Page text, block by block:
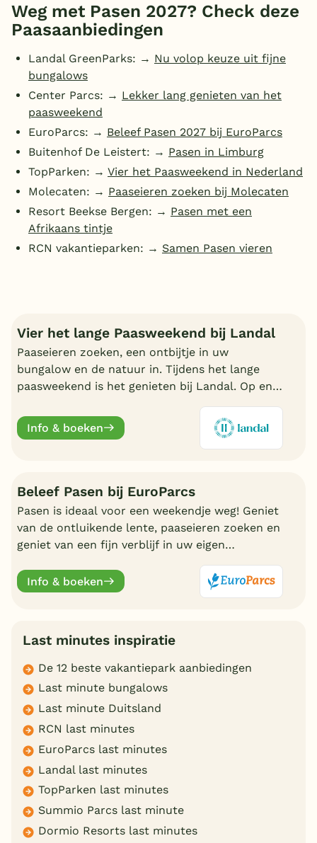
Alle populaire faciliteiten
Keuzehulp
Bestemmingen
Nederland
Veluwe
Texel
Limburg
Onze e-boeken
Weg met Pasen 2027? Check deze
Paasaanbiedingen
Landal GreenParks: → Nu volop keuze uit fijne
bungalows
Center Parcs: → Lekker lang genieten van het
paasweekend
EuroParcs: → Beleef Pasen 2027 bij EuroParcs
Buitenhof De Leistert: → Pasen in Limburg
TopParken: → Vier het Paasweekend in Nederland
Molecaten: → Paaseieren zoeken bij Molecaten
Resort Beekse Bergen: → Pasen met een
Afrikaans tintje
RCN vakantieparken: → Samen Pasen vieren
Vier het lange Paasweekend bij Landal
Paaseieren zoeken, een ontbijtje in uw
bungalow en de natuur in. Tijdens het lange
paasweekend is het genieten bij Landal. Op en
Reserveer nu!
Info & boeken
Beleef Pasen bij EuroParcs
Pasen is ideaal voor een weekendje weg! Geniet
van de ontluikende lente, paaseieren zoeken en
geniet van een fijn verblijf in uw eigen
Info & boeken
Last minutes inspiratie
De 12 beste vakantiepark aanbiedingen
Last minute bungalows
Last minute Duitsland
RCN last minutes
EuroParcs last minutes
Landal last minutes
TopParken last minutes
Summio Parcs last minute
Dormio Resorts last minutes